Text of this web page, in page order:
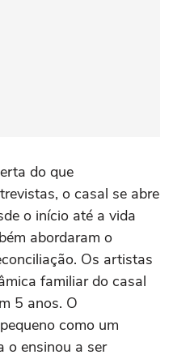
do que
o casal se abre
o início até a vida
abordaram o
Os artistas
familiar do casal
5 anos. O
como um
o ensinou a ser